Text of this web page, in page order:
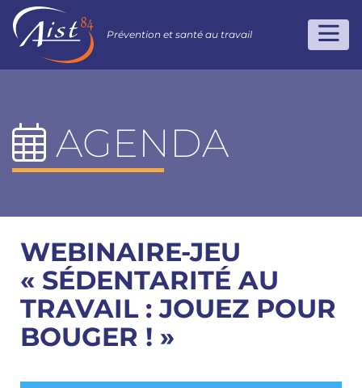
Prévention et santé au travail
AGENDA
WEBINAIRE-JEU
« SÉDENTARITÉ AU
TRAVAIL : JOUEZ POUR
BOUGER ! »